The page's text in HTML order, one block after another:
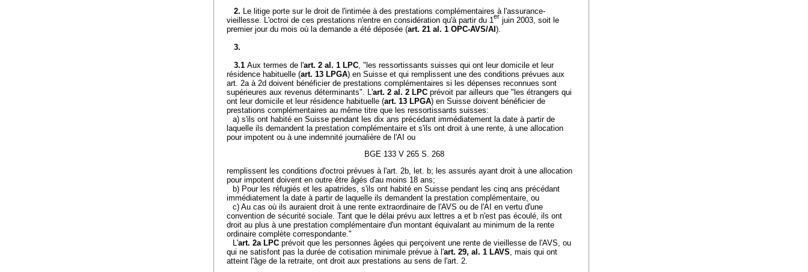
2. Le litige porte sur le droit de l'intimée à des prestations complémentaires à l'assurance-
vieillesse. L'octroi de ces prestations n'entre en considération qu'à partir du 1er juin 2003, soit le
premier jour du mois où la demande a été déposée (art. 21 al. 1 OPC-AVS/AI ).
3.
3.1 Aux termes de l'art. 2 al. 1 LPC, "les ressortissants suisses qui ont leur domicile et leur
résidence habituelle (art. 13 LPGA) en Suisse et qui remplissent une des conditions prévues aux
art. 2a à 2d doivent bénéficier de prestations complémentaires si les dépenses reconnues sont
supérieures aux revenus déterminants". L'art. 2 al. 2 LPC prévoit par ailleurs que "les étrangers qui
ont leur domicile et leur résidence habituelle (art. 13 LPGA) en Suisse doivent bénéficier de
prestations complémentaires au même titre que les ressortissants suisses:
a) s'ils ont habité en Suisse pendant les dix ans précédant immédiatement la date à partir de
laquelle ils demandent la prestation complémentaire et s'ils ont droit à une rente, à une allocation
pour impotent ou à une indemnité journalière de l'AI ou
BGE 133 V 265 S. 268
remplissent les conditions d'octroi prévues à l'art. 2b, let. b; les assurés ayant droit à une allocation
pour impotent doivent en outre être âgés d'au moins 18 ans;
b) Pour les réfugiés et les apatrides, s'ils ont habité en Suisse pendant les cinq ans précédant
immédiatement la date à partir de laquelle ils demandent la prestation complémentaire, ou
c) Au cas où ils auraient droit à une rente extraordinaire de l'AVS ou de l'AI en vertu d'une
convention de sécurité sociale. Tant que le délai prévu aux lettres a et b n'est pas écoulé, ils ont
droit au plus à une prestation complémentaire d'un montant équivalant au minimum de la rente
ordinaire complète correspondante."
L'art. 2a LPC prévoit que les personnes âgées qui perçoivent une rente de vieillesse de l'AVS, ou
qui ne satisfont pas la durée de cotisation minimale prévue à l'art. 29, al. 1 LAVS, mais qui ont
atteint l'âge de la retraite, ont droit aux prestations au sens de l'art. 2.